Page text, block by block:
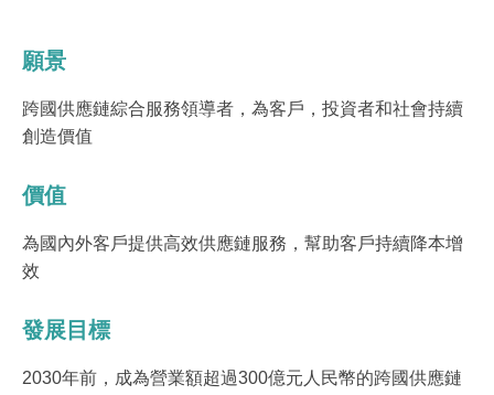
願景
跨國供應鏈綜合服務領導者，為客戶，投資者和社會持續
創造價值
價值
為國內外客戶提供高效供應鏈服務，幫助客戶持續降本增
效
發展目標
2030年前，成為營業額超過300億元人民幣的跨國供應鏈